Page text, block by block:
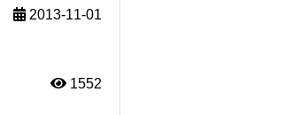
2013-11-01
1552